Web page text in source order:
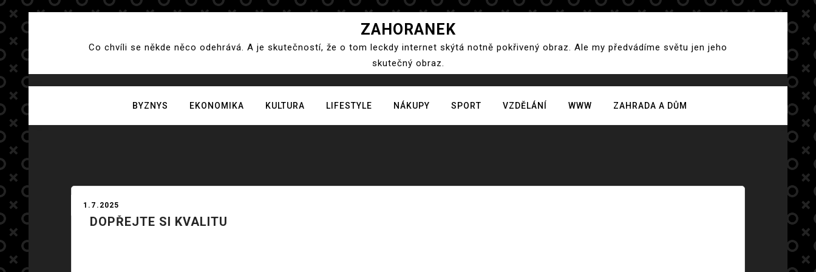
Skip
to
content
ZAHORANEK
Co chvíli se někde něco odehrává. A je skutečností, že o tom leckdy internet skýtá notně pokřivený obraz. Ale my předvádíme světu jen jeho
skutečný obraz.
BYZNYS EKONOMIKA KULTURA LIFESTYLE NÁKUPY SPORT VZDĚLÁNÍ WWW ZAHRADA A DŮM
DOPŘEJTE SI KVALITU
1.7.2025